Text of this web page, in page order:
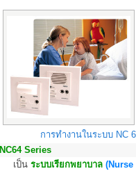
การทำงานในระบบ NC
NC64 Series
เป็น ระบบเรียกพยาบาล (Nurse